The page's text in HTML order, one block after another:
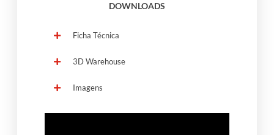
DOWNLOADS
Ficha Técnica
3D Warehouse
Imagens